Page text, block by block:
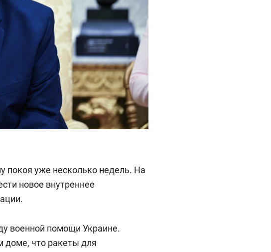
покоя уже несколько недель. На
новое внутреннее
военной помощи Украине.
доме, что ракеты для